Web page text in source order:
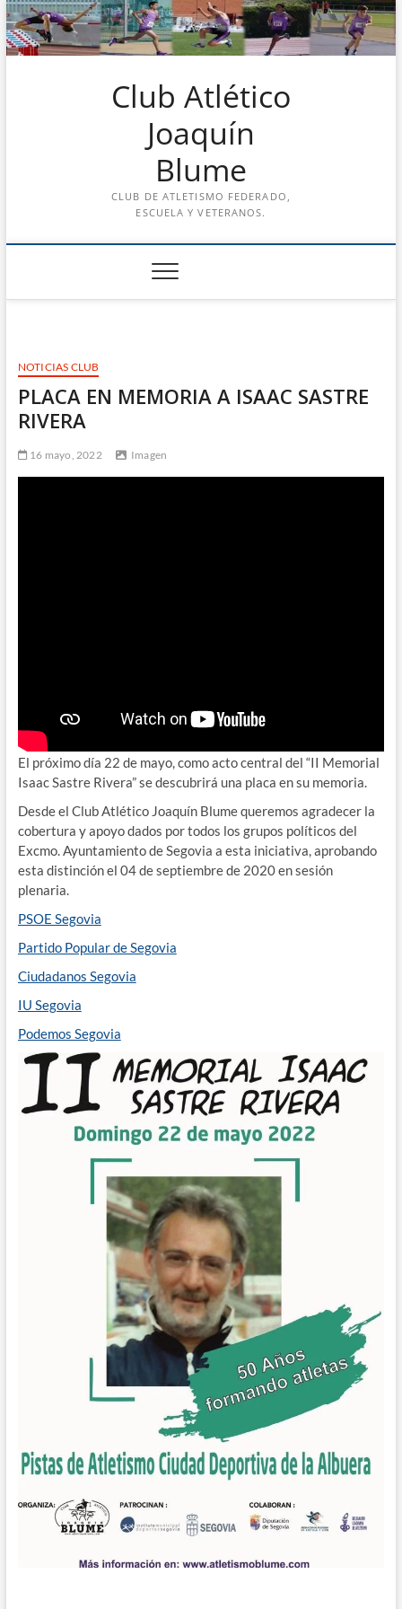
Saltar
al
contenido
Club Atlético
Joaquín
Blume
CLUB DE ATLETISMO FEDERADO,
ESCUELA Y VETERANOS.
NOTICIAS CLUB
PLACA EN MEMORIA A ISAAC SASTRE
RIVERA
16 mayo, 2022 Imagen
El próximo día 22 de mayo, como acto central del “II Memorial
Isaac Sastre Rivera” se descubrirá una placa en su memoria.
Desde el Club Atlético Joaquín Blume queremos agradecer la
cobertura y apoyo dados por todos los grupos políticos del
Excmo. Ayuntamiento de Segovia a esta iniciativa, aprobando
esta distinción el 04 de septiembre de 2020 en sesión
plenaria.
PSOE Segovia
Partido Popular de Segovia
Ciudadanos Segovia
IU Segovia
Podemos Segovia